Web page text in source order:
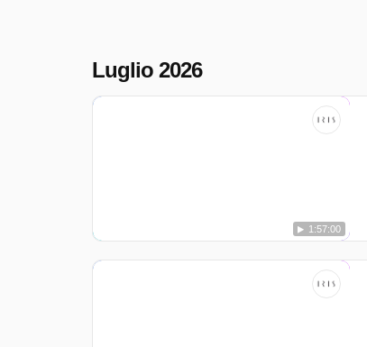
Luglio 2026
1:57:00